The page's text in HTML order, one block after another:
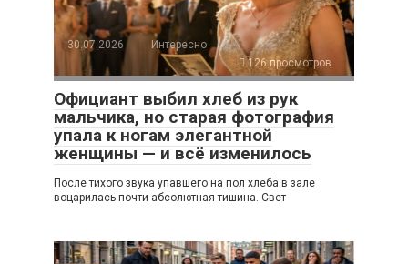
30.07.2026
Интересно
126 просмотров
Официант выбил хлеб из рук
мальчика, но старая фотография
упала к ногам элегантной
женщины — и всё изменилось
После тихого звука упавшего на пол хлеба в зале
воцарилась почти абсолютная тишина. Свет